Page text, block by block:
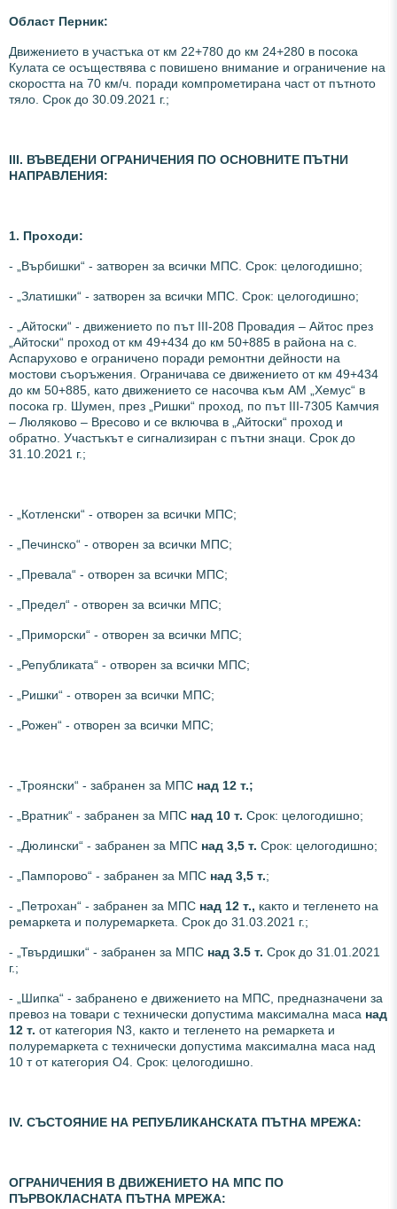
Област Перник:
Движението в участъка от км 22+780 до км 24+280 в посока
Кулата се осъществява с повишено внимание и ограничение на
скоростта на 70 км/ч. поради компрометирана част от пътното
тяло. Срок до 30.09.2021 г.;
ІІI. ВЪВЕДЕНИ ОГРАНИЧЕНИЯ ПО ОСНОВНИТЕ ПЪТНИ
НАПРАВЛЕНИЯ:
1. Проходи:
- „Върбишки“ - затворен за всички МПС. Срок: целогодишно;
- „Златишки“ - затворен за всички МПС. Срок: целогодишно;
- „Айтоски“ - движението по път III-208 Провадия – Айтос през
„Айтоски“ проход от км 49+434 до км 50+885 в района на с.
Аспарухово е ограничено поради ремонтни дейности на
мостови съоръжения. Ограничава се движението от км 49+434
до км 50+885, като движението се насочва към АМ „Хемус“ в
посока гр. Шумен, през „Ришки“ проход, по път III-7305 Камчия
– Люляково – Вресово и се включва в „Айтоски“ проход и
обратно. Участъкът е сигнализиран с пътни знаци. Срок до
31.10.2021 г.;
- „Котленски“ - отворен за всички МПС;
- „Печинско“ - отворен за всички МПС;
- „Превала“ - отворен за всички МПС;
- „Предел“ - отворен за всички МПС;
- „Приморски“ - отворен за всички МПС;
- „Републиката“ - отворен за всички МПС;
- „Ришки“ - отворен за всички МПС;
- „Рожен“ - отворен за всички МПС;
- „Троянски“ - забранен за МПС над 12 т.;
- „Вратник“ - забранен за МПС над 10 т. Срок: целогодишно;
- „Дюлински“ - забранен за МПС над 3,5 т. Срок: целогодишно;
- „Пампорово“ - забранен за МПС над 3,5 т.;
- „Петрохан“ - забранен за МПС над 12 т., както и тегленето на
ремаркета и полуремаркета. Срок до 31.03.2021 г.;
- „Твърдишки“ - забранен за МПС над 3.5 т. Срок до 31.01.2021
г.;
- „Шипка“ - забранено е движението на МПС, предназначени за
превоз на товари с технически допустима максимална маса над
12 т. от категория N3, както и тегленето на ремаркета и
полуремаркета с технически допустима максимална маса над
10 т от категория О4. Срок: целогодишно.
ІV. СЪСТОЯНИЕ НА РЕПУБЛИКАНСКАТА ПЪТНА МРЕЖА:
ОГРАНИЧЕНИЯ В ДВИЖЕНИЕТО НА МПС ПО
ПЪРВОКЛАСНАТА ПЪТНА МРЕЖА: